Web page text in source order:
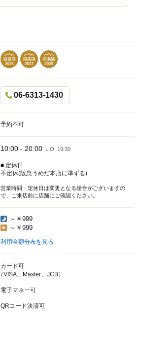
06-6313-1430
予約不可
10:00 - 20:00 L.O. 19:30
■ 定休日
不定休(阪急うめだ本店に準ずる)
営業時間・定休日は変更となる場合がございますの
で、ご来店前に店舗にご確認ください。
～￥999
～￥999
利用金額分布を見る
カード可
（VISA、Master、JCB）
電子マネー可
QRコード決済可